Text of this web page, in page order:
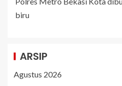
biru
ARSIP
Agustus 2026